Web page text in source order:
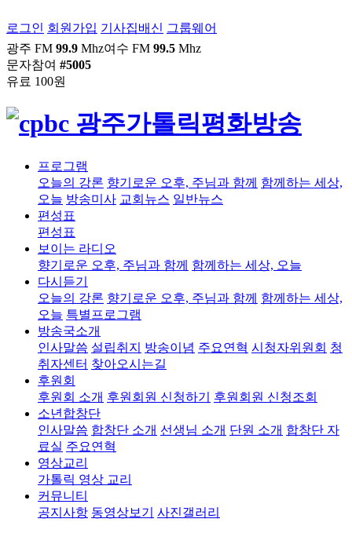
로그인 회원가입 기사집배신 그룹웨어
광주 FM 99.9 Mhz여수 FM 99.5 Mhz
문자참여 #5005
유료 100원
프로그램
오늘의 강론 향기로운 오후, 주님과 함께 함께하는 세상,
오늘 방송미사 교회뉴스 일반뉴스
편성표
편성표
보이는 라디오
향기로운 오후, 주님과 함께 함께하는 세상, 오늘
다시듣기
오늘의 강론 향기로운 오후, 주님과 함께 함께하는 세상,
오늘 특별프로그램
방송국소개
인사말씀 설립취지 방송이념 주요연혁 시청자위원회 청
취자센터 찾아오시는길
후원회
후원회 소개 후원회원 신청하기
후원회원 신청조회
소년합창단
인사말씀 합창단 소개 선생님 소개 단원 소개 합창단 자
료실 주요연혁
영상교리
가톨릭 영상 교리
커뮤니티
공지사항 동영상보기 사진갤러리